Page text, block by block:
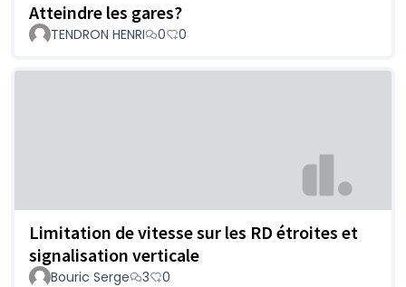
Atteindre les gares?
TENDRON HENRI 0 0
Limitation de vitesse sur les RD étroites et
signalisation verticale
Bouric Serge 3 0